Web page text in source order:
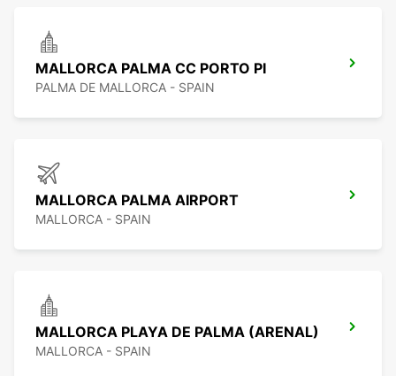
MALLORCA PALMA CC PORTO PI
PALMA DE MALLORCA - SPAIN
MALLORCA PALMA AIRPORT
MALLORCA - SPAIN
MALLORCA PLAYA DE PALMA (ARENAL)
MALLORCA - SPAIN